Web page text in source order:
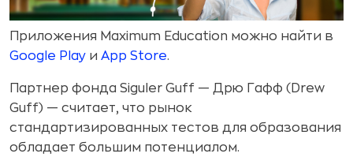
Приложения Maximum Education можно найти в
Google Play и App Store.
Партнер фонда Siguler Guff — Дрю Гафф (Drew
Guff) — считает, что рынок
стандартизированных тестов для образования
обладает большим потенциалом.